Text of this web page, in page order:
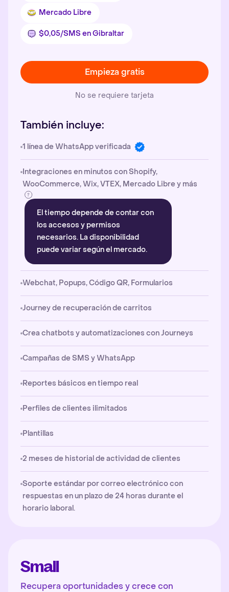
Mercado Libre
$0,05/SMS en Gibraltar
Empieza gratis
No se requiere tarjeta
También incluye:
1 línea de WhatsApp verificada
Integraciones en minutos con Shopify,
WooCommerce, Wix, VTEX, Mercado Libre y más
El tiempo depende de contar con
los accesos y permisos
necesarios. La disponibilidad
puede variar según el mercado.
Webchat, Popups, Código QR, Formularios
Journey de recuperación de carritos
Crea chatbots y automatizaciones con Journeys
Campañas de SMS y WhatsApp
Reportes básicos en tiempo real
Perfiles de clientes ilimitados
Plantillas
2 meses de historial de actividad de clientes
Soporte estándar por correo electrónico con
respuestas en un plazo de 24 horas durante el
horario laboral.
Small
Recupera oportunidades y crece con